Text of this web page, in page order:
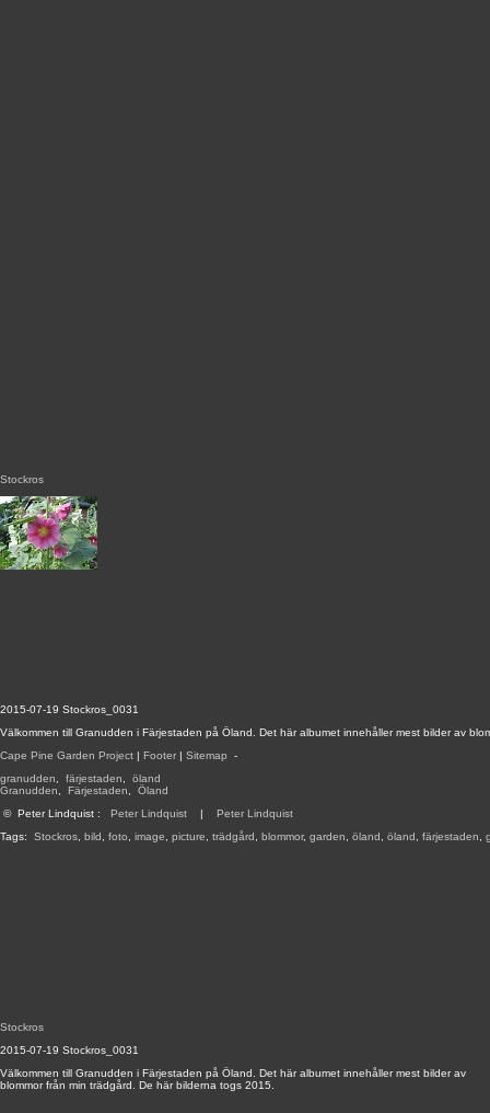
2015-07-19 Stockros_0031
Välkommen till Granudden i Färjestaden på Öland. Det här albumet innehåller mest bilder av
Cape Pine Garden Project | Footer | Sitemap -
granudden
färjestaden
öland
Granudden
Färjestaden
Öland
© Peter Lindquist : Peter Lindquist | Peter Lindquist
Tags: Stockros bild foto image picture trädgård blommor, garden öland öland färjestaden
Stockros
Stockros
2015-07-19 Stockros_0031
Välkommen till Granudden i Färjestaden på Öland. Det här albumet innehåller mest bilder av
blommor från min trädgård. De här bilderna togs 2015.